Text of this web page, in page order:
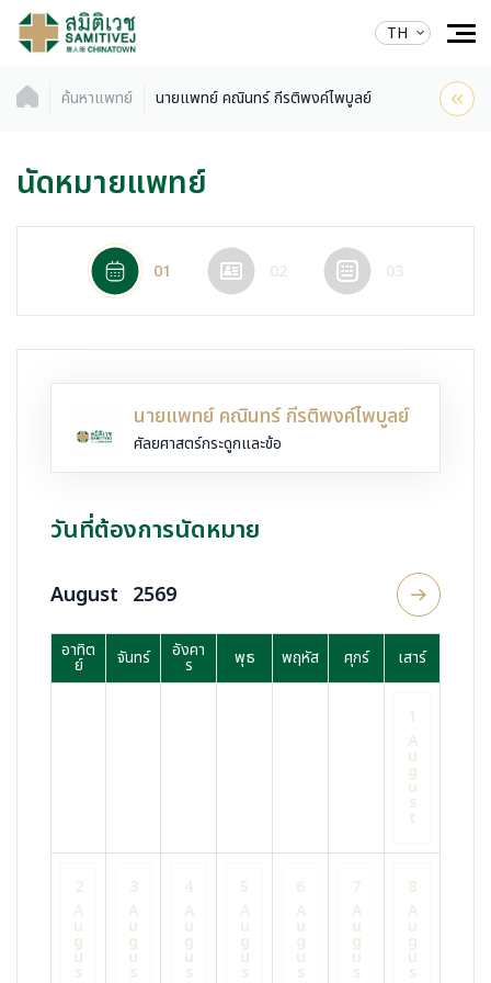
TH
ค้นหาแพทย์ นายแพทย์ คณินทร์ กีรติพงค์ไพบูลย์
นัดหมายแพทย์
01
นายแพทย์ คณินทร์ กีรติพงค์ไพบูลย์
ศัลยศาสตร์กระดูกและข้อ
วันที่ต้องการนัดหมาย
August 2569
อาทิต
ย์ จันทร์ อังคา
ร พุธ พฤหัส ศุกร์ เสาร์
1
A
u
g
u
s
t
2
A
u
g
u
s
3
A
u
g
u
s
4
A
u
g
u
s
5
A
u
g
u
s
6
A
u
g
u
s
7
A
u
g
u
s
8
A
u
g
u
s